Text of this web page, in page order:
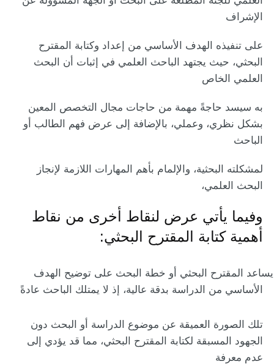
الإشراف
على تنفيذه الهدف الأساسي من إعداد وكتابة المقترح
البحثي، حيث يجتهد الباحث العلمي في إثبات أن البحث
العلمي الخاص
به سيسد حاجةً مهمة من حاجات مجال التخصص المعين
بشكل نظري، وعملي، بالإضافة إلى عرض فهم الطالب أو
الباحث
لمشكلته البحثية، والإلمام بأهم المهارات اللازمة لإنجاز
البحث العلمي،
وفيما يأتي عرض لنقاط أخرى من نقاط
أهمية كتابة المقترح البحثي:
يساعد المقترح البحثي أو خطة البحث على توضيح الهدف
الأساسي من الدراسة بدقة عالية، إذ لا يمتلك الباحث عادةً
تلك الصورة العميقة عن موضوع الدراسة أو البحث دون
الجهود المسبقة لكتابة المقترح البحثي، مما قد يؤدي إلى
عدم معرفة